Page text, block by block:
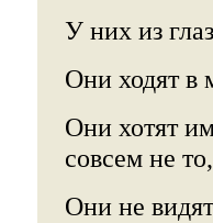
У них из
Они ходят в
Они хотят
совсем не
Они не